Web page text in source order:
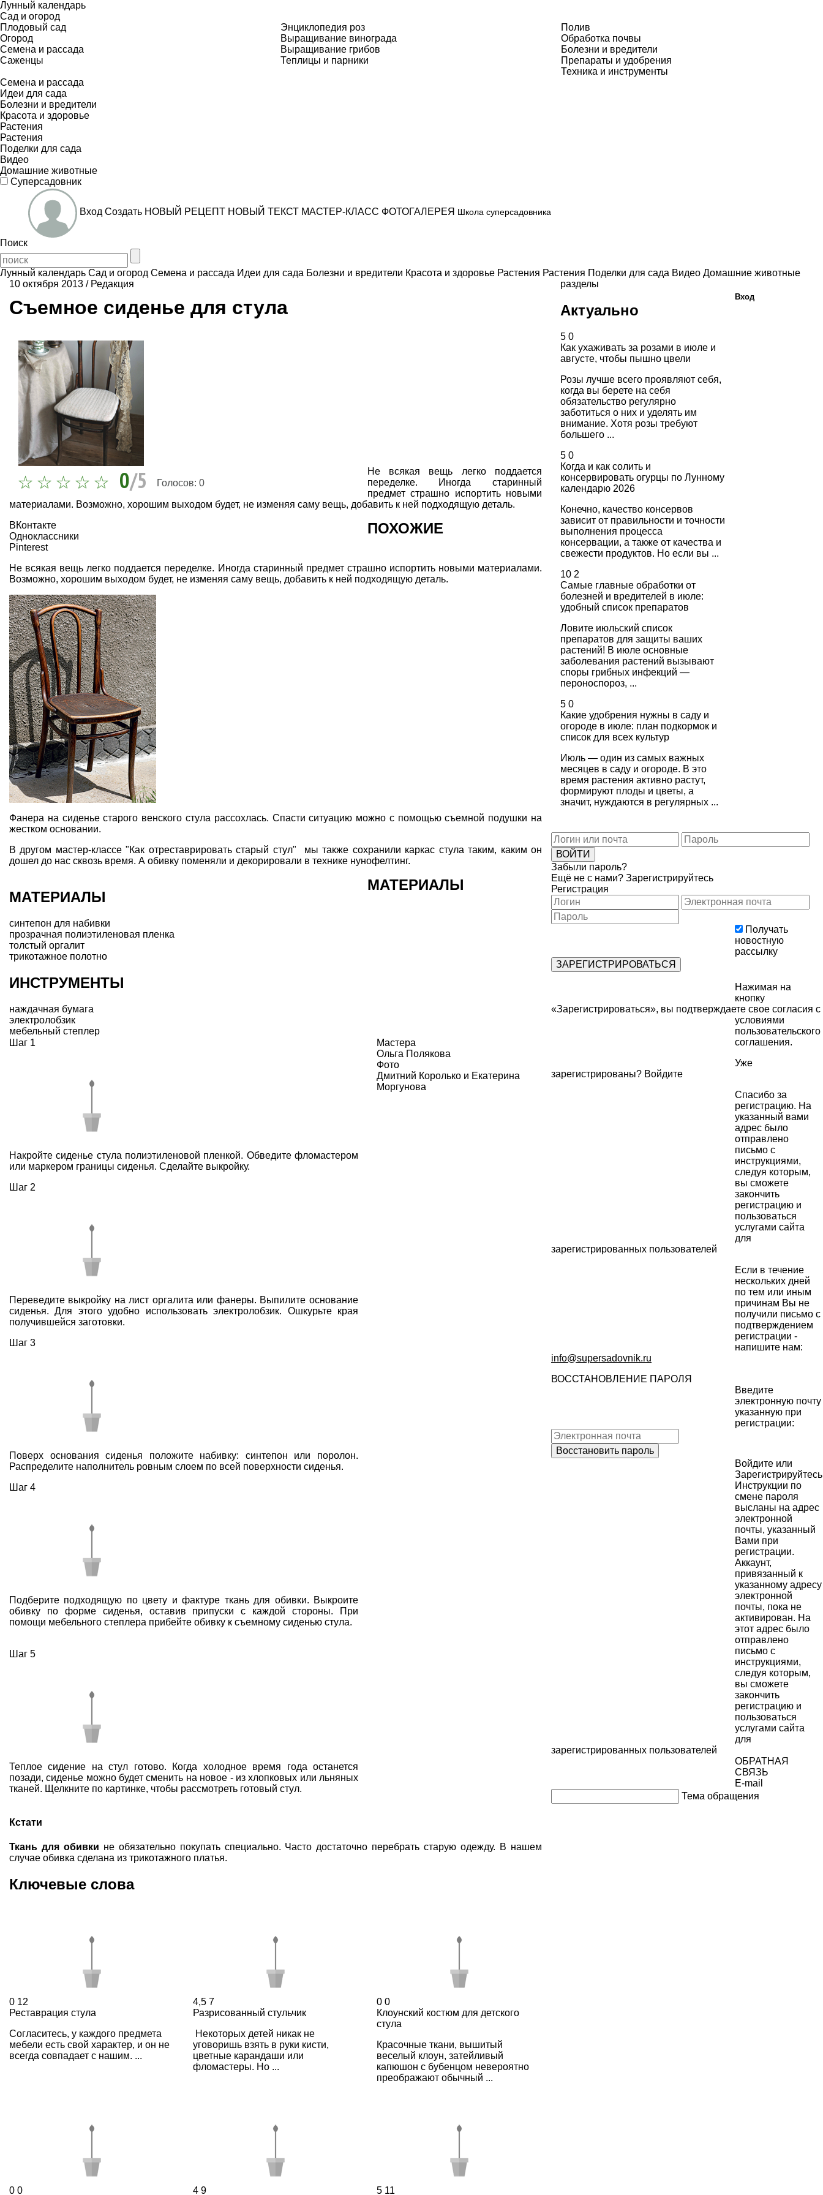
Лунный календарь
Сад и огород
Плодовый сад
Огород
Семена и рассада
Саженцы
Энциклопедия роз
Выращивание винограда
Выращивание грибов
Теплицы и парники
Полив
Обработка почвы
Болезни и вредители
Препараты и удобрения
Техника и инструменты
Семена и рассада
Идеи для сада
Болезни и вредители
Красота и здоровье
Растения
Растения
Поделки для сада
Видео
Домашние животные
Суперсадовник
Вход Создать НОВЫЙ РЕЦЕПТ НОВЫЙ ТЕКСТ МАСТЕР-КЛАСС ФОТОГАЛЕРЕЯ Школа суперсадовника
Поиск
Лунный календарь Сад и огород Семена и рассада Идеи для сада Болезни и вредители Красота и здоровье Растения Растения Поделки для сада Видео Домашние животные
10 октября 2013 / Редакция
Съемное сиденье для стула
0/5 Голосов: 0
Не всякая вещь легко поддается
переделке. Иногда старинный
предмет страшно испортить новыми
материалами. Возможно, хорошим выходом будет, не изменяя саму вещь, добавить к ней подходящую деталь.
ВКонтакте
Одноклассники
Pinterest
Не всякая вещь легко поддается переделке. Иногда старинный предмет страшно испортить новыми материалами.
Возможно, хорошим выходом будет, не изменяя саму вещь, добавить к ней подходящую деталь.
Фанера на сиденье старого венского стула рассохлась. Спасти ситуацию можно с помощью съемной подушки на
жестком основании.
В другом мастер-классе"Как отреставрировать старый стул" мы также сохранили каркас стула таким, каким он
дошел до нас сквозь время. А обивку поменяли и декорировали в технике нунофелтинг.
МАТЕРИАЛЫ
синтепон для набивки
прозрачная полиэтиленовая пленка
толстый оргалит
трикотажное полотно
ИНСТРУМЕНТЫ
наждачная бумага
электролобзик
мебельный степлер
Шаг 1
Накройте сиденье стула полиэтиленовой пленкой. Обведите фломастером
или маркером границы сиденья. Сделайте выкройку.
Шаг 2
Переведите выкройку на лист оргалита или фанеры. Выпилите основание
сиденья. Для этого удобно использовать электролобзик. Ошкурьте края
получившейся заготовки.
Шаг 3
Поверх основания сиденья положите набивку: синтепон или поролон.
Распределите наполнитель ровным слоем по всей поверхности сиденья.
Шаг 4
Подберите подходящую по цвету и фактуре ткань для обивки. Выкроите
обивку по форме сиденья, оставив припуски с каждой стороны. При
помощи мебельного степлера прибейте обивку к съемному сиденью стула.
Шаг 5
Теплое сидение на стул готово. Когда холодное время года останется
позади, сиденье можно будет сменить на новое - из хлопковых или льняных
тканей. Щелкните по картинке, чтобы рассмотреть готовый стул.
Мастера
Ольга Полякова
Фото
Дмитний Королько и Екатерина
Моргунова
Кстати
Ткань для обивки не обязательно покупать специально. Часто достаточно перебрать старую одежду. В нашем
случае обивка сделана из трикотажного платья.
Ключевые слова
ПОХОЖИЕ
МАТЕРИАЛЫ
0 12
Реставрация стула
Согласитесь, у каждого предмета
мебели есть свой характер, и он не
всегда совпадает с нашим. ...
4,5 7
Разрисованный стульчик
Некоторых детей никак не
уговоришь взять в руки кисти,
цветные карандаши или
фломастеры. Но ...
0 0
Клоунский костюм для детского
стула
Красочные ткани, вышитый
веселый клоун, затейливый
капюшон с бубенцом невероятно
преображают обычный ...
0 0 4 9 5 11
разделы
Актуально
5 0
Как ухаживать за розами в июле и
августе, чтобы пышно цвели
Розы лучше всего проявляют себя,
когда вы берете на себя
обязательство регулярно
заботиться о них и уделять им
внимание. Хотя розы требуют
большего ...
5 0
Когда и как солить и
консервировать огурцы по Лунному
календарю 2026
Конечно, качество консервов
зависит от правильности и точности
выполнения процесса
консервации, а также от качества и
свежести продуктов. Но если вы ...
10 2
Самые главные обработки от
болезней и вредителей в июле:
удобный список препаратов
Ловите июльский список
препаратов для защиты ваших
растений! В июле основные
заболевания растений вызывают
споры грибных инфекций —
пероноспороз, ...
5 0
Какие удобрения нужны в саду и
огороде в июле: план подкормок и
список для всех культур
Июль — один из самых важных
месяцев в саду и огороде. В это
время растения активно растут,
формируют плоды и цветы, а
значит, нуждаются в регулярных ...
Вход
Забыли пароль?
Ещё не с нами? Зарегистрируйтесь
Регистрация
Получать
новостную
рассылку
Нажимая на
кнопку
«Зарегистрироваться», вы подтверждаете свое согласия с
условиями
пользовательского
соглашения.
Уже
зарегистрированы? Войдите
Спасибо за
регистрацию. На
указанный вами
адрес было
отправлено
письмо с
инструкциями,
следуя которым,
вы сможете
закончить
регистрацию и
пользоваться
услугами сайта
для
зарегистрированных пользователей
Если в течение
нескольких дней
по тем или иным
причинам Вы не
получили письмо с
подтверждением
регистрации -
напишите нам:
info@supersadovnik.ru
ВОССТАНОВЛЕНИЕ ПАРОЛЯ
Введите
электронную почту
указанную при
регистрации:
Войдите или
Зарегистрируйтесь
Инструкции по
смене пароля
высланы на адрес
электронной
почты, указанный
Вами при
регистрации.
Аккаунт,
привязанный к
указанному адресу
электронной
почты, пока не
активирован. На
этот адрес было
отправлено
письмо с
инструкциями,
следуя которым,
вы сможете
закончить
регистрацию и
пользоваться
услугами сайта
для
зарегистрированных пользователей
ОБРАТНАЯ
СВЯЗЬ
E-mail
Тема обращения